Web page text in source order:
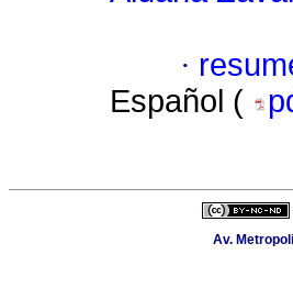
·
Español (
Av.